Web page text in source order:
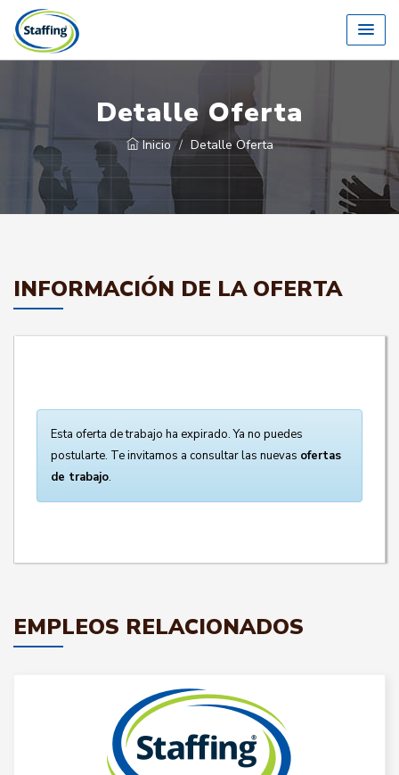
Detalle Oferta
Inicio Detalle Oferta
INFORMACIÓN DE LA OFERTA
Esta oferta de trabajo ha expirado. Ya no puedes
postularte. Te invitamos a consultar las nuevas ofertas
de trabajo.
EMPLEOS RELACIONADOS